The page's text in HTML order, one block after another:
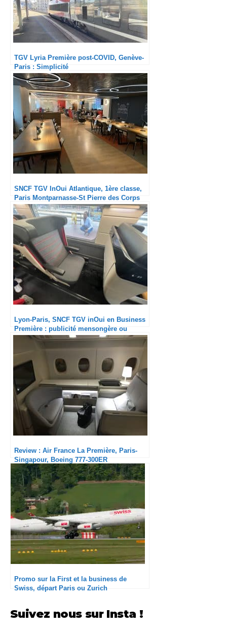
TGV Lyria Première post-COVID, Genève-
Paris : Simplicité
SNCF TGV InOui Atlantique, 1ère classe,
Paris Montparnasse-St Pierre des Corps
Lyon-Paris, SNCF TGV inOui en Business
Première : publicité mensongère ou
arnaque délibérée ?
Review : Air France La Première, Paris-
Singapour, Boeing 777-300ER
Promo sur la First et la business de
Swiss, départ Paris ou Zurich
Suivez nous sur Insta !